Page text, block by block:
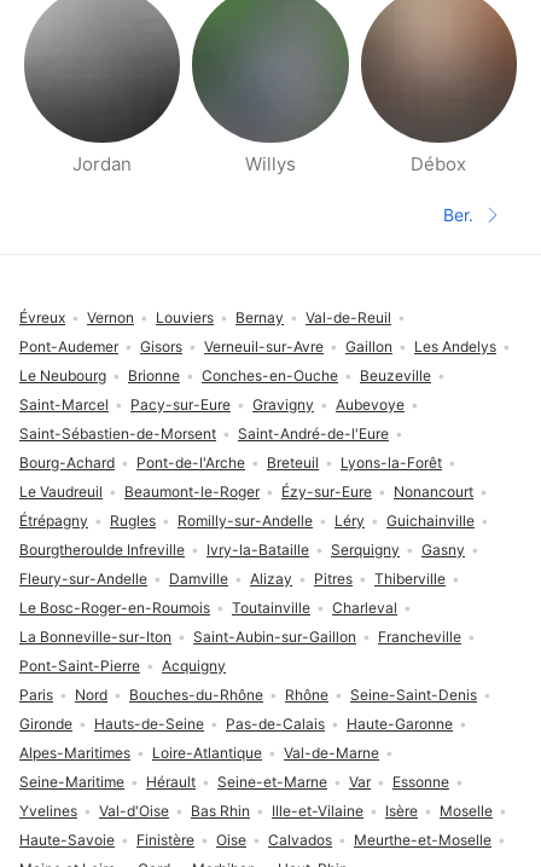
Jordan Willys Débox
Ber.
Paris Nord Bouches-du-Rhône Rhône
Seine-Saint-Denis
Gironde
Hauts-de-Seine Pas-de-Calais
Haute-Garonne
Alpes-Maritimes
Loire-Atlantique
Val-de-Marne
Seine-Maritime
Hérault Seine-et-Marne Var
Essonne
Yvelines
Val-d'Oise Bas Rhin Ille-et-Vilaine Isère
Moselle
Haute-Savoie
Finistère Oise Calvados
Meurthe-et-Moselle
Évreux Vernon Louviers Bernay
Val-de-Reuil
Pont-Audemer
Gisors Verneuil-sur-Avre Gaillon
Les Andelys
Le Neubourg
Brionne Conches-en-Ouche
Beuzeville
Saint-Marcel
Pacy-sur-Eure Gravigny
Aubevoye
Saint-Sébastien-de-Morsent
Saint-André-de-l'Eure
Bourg-Achard
Pont-de-l'Arche Breteuil
Lyons-la-Forêt
Le Vaudreuil
Beaumont-le-Roger Ézy-sur-Eure
Nonancourt
Étrépagny
Rugles Romilly-sur-Andelle Léry
Guichainville
Bourgtheroulde Infreville
Ivry-la-Bataille Serquigny
Gasny
Fleury-sur-Andelle
Damville Alizay Pitres
Thiberville
Le Bosc-Roger-en-Roumois
Toutainville
Charleval
La Bonneville-sur-Iton
Saint-Aubin-sur-Gaillon
Francheville
Pont-Saint-Pierre
Acquigny